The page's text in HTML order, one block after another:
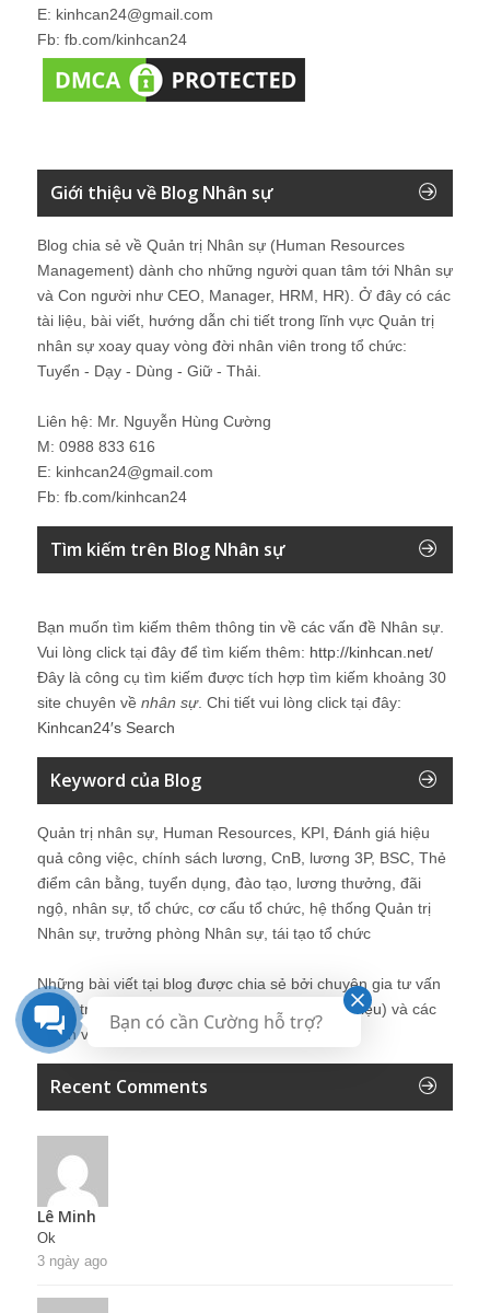
E: kinhcan24@gmail.com
Fb: fb.com/kinhcan24
Giới thiệu về Blog Nhân sự
Blog chia sẻ về Quản trị Nhân sự (Human Resources
Management) dành cho những người quan tâm tới Nhân sự
và Con người như CEO, Manager, HRM, HR). Ở đây có các
tài liệu, bài viết, hướng dẫn chi tiết trong lĩnh vực Quản trị
nhân sự xoay quay vòng đời nhân viên trong tổ chức:
Tuyển - Dạy - Dùng - Giữ - Thải.
Liên hệ: Mr. Nguyễn Hùng Cường
M: 0988 833 616
E: kinhcan24@gmail.com
Fb: fb.com/kinhcan24
Tìm kiếm trên Blog Nhân sự
Bạn muốn tìm kiếm thêm thông tin về các vấn đề Nhân sự
Vui lòng click tại đây để tìm kiếm thêm: http://kinhcan.net/
Đây là công cụ tìm kiếm được tích hợp tìm kiếm khoảng 30
site chuyên về nhân sự. Chi tiết vui lòng click tại đây:
Kinhcan24′s Search
Keyword của Blog
Quản trị nhân sự, Human Resources, KPI, Đánh giá hiệu
quả công việc, chính sách lương, CnB, lương 3P, BSC, Thẻ
điểm cân bằng, tuyển dụng, đào tạo, lương thưởng, đãi
ngộ, nhân sự, tổ chức, cơ cấu tổ chức, hệ thống Quản trị
Nhân sự, trưởng phòng Nhân sự, tái tạo tổ chức
Những bài viết tại blog được chia sẻ bởi chuyên gia tư vấn
Quản trị Nhân sự Nguyễn Hùng Cường (
giới thiệu) và các
thành viên khác trong cộng đồng Nhân sự.
Recent Comments
Lê Minh
Ok
3 ngày ago
Bạn có cần Cường hỗ trợ?